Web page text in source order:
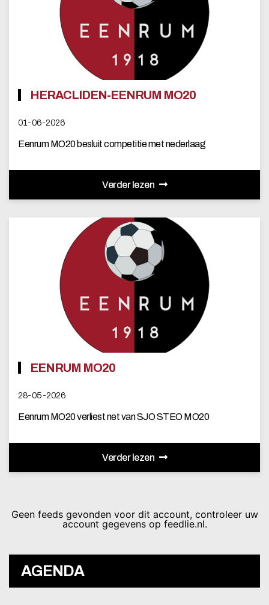
HERACLIDEN-EENRUM MO20
01-06-2026
Eenrum MO20 besluit competitie met nederlaag
Verder lezen
EENRUM MO20
28-05-2026
Eenrum MO20 verliest net van SJO STEO MO20
Verder lezen
AGENDA